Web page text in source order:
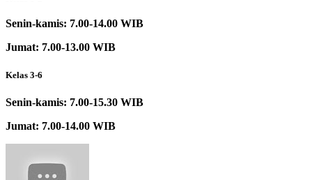
Senin-kamis: 7.00-14.00 WIB
Jumat: 7.00-13.00 WIB
Kelas 3-6
Senin-kamis: 7.00-15.30 WIB
Jumat: 7.00-14.00 WIB